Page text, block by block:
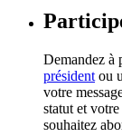
Demandez à
président ou
votre
statut et
souhaitez